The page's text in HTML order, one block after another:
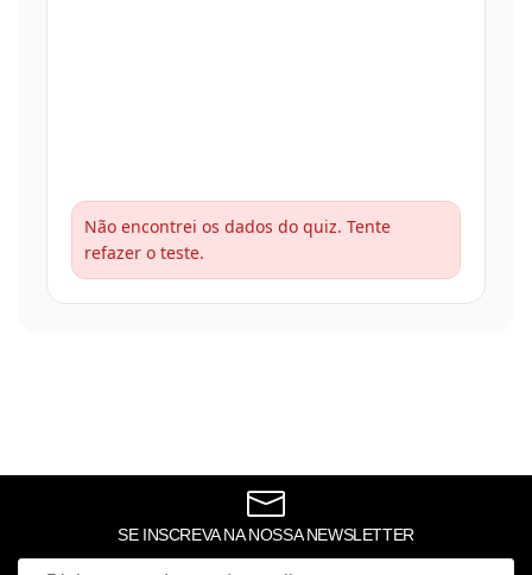
Não encontrei os dados do quiz. Tente
refazer o teste.
SE INSCREVA NA NOSSA NEWSLETTER